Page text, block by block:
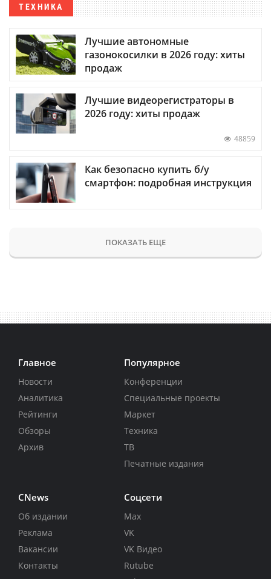
ТЕХНИКА
Лучшие автономные
газонокосилки в 2026 году: хиты
продаж
Лучшие видеорегистраторы в
2026 году: хиты продаж
48859
Как безопасно купить б/у
смартфон: подробная инструкция
ПОКАЗАТЬ ЕЩЕ
Главное
Новости
Аналитика
Рейтинги
Обзоры
Архив
Популярное
Конференции
Специальные проекты
Маркет
Техника
ТВ
Печатные издания
CNews
Об издании
Реклама
Вакансии
Контакты
Соцсети
Max
VK
VK Видео
Rutube